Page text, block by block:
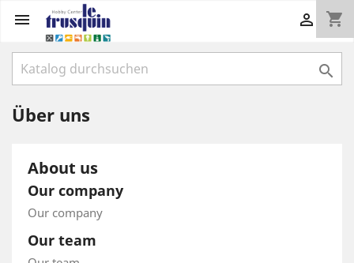
 shopping_cart


Über uns
About us
Our company
Our company
Our team